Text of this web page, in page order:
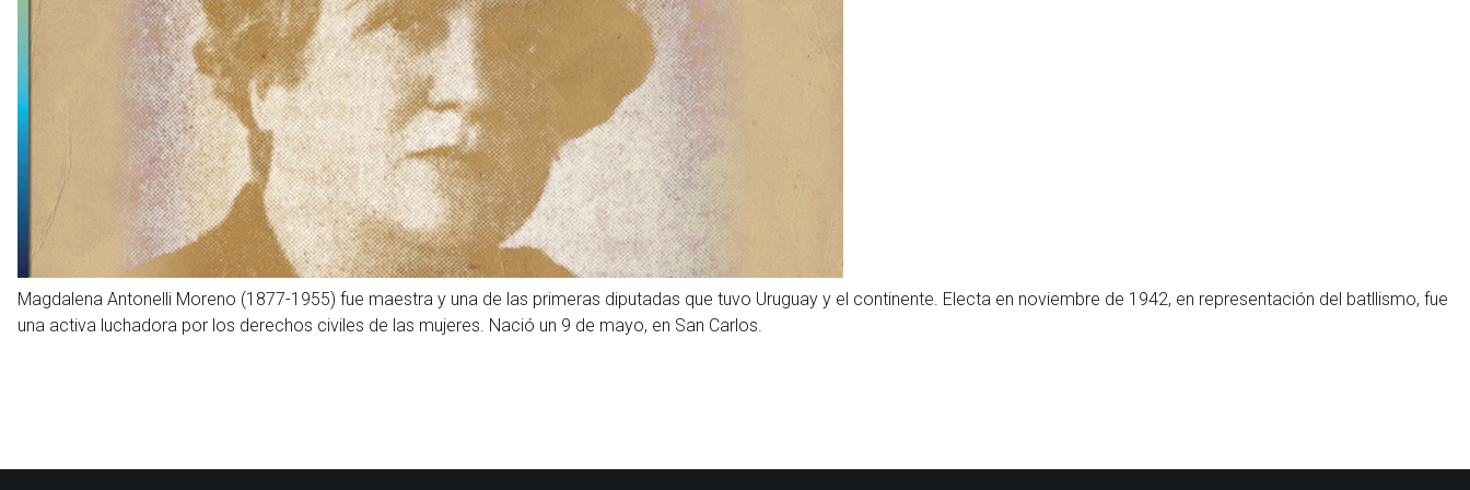
Magdalena Antonelli Moreno (1877-1955) fue maestra y una de las primeras diputadas que tuvo Uruguay y el continente. Electa en noviembre de 1942, en representación del batllismo, fue
una activa luchadora por los derechos civiles de las mujeres. Nació un 9 de mayo, en San Carlos.